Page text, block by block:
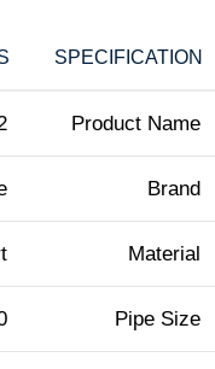
SPECIFICATION
Product Name
Brand
Material
Pipe Size